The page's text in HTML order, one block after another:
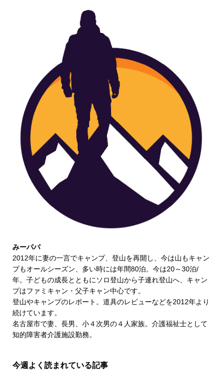
みーパパ
2012年に妻の一言でキャンプ、登山を再開し、今は山もキャン
プもオールシーズン、多い時には年間80泊。今は20～30泊/
年。子どもの成長とともにソロ登山から子連れ登山へ、キャン
プはファミキャン・父子キャン中心です。
登山やキャンプのレポート。道具のレビューなどを2012年より
続けています。
名古屋市で妻、長男、小４次男の４人家族。介護福祉士として
知的障害者介護施設勤務。
今週よく読まれている記事